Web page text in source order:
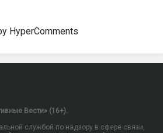
HyperComments
Вести» (16+).
службой по надзору в сфере связи,